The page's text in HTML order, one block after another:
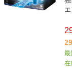
最
在